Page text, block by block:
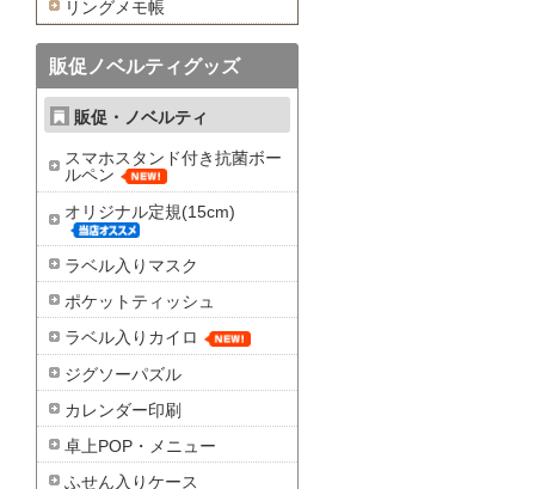
リングメモ帳
販促ノベルティグッズ
販促・ノベルティ
スマホスタンド付き抗菌ボー
ルペン
オリジナル定規(15cm)
ラベル入りマスク
ポケットティッシュ
ラベル入りカイロ
ジグソーパズル
カレンダー印刷
卓上POP・メニュー
ふせん入りケース